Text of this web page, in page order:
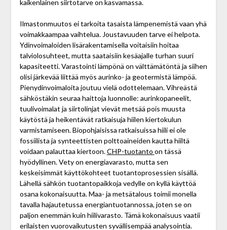
kaikenlainen siirtotarve on kasvamassa.
Ilmastonmuutos ei tarkoita tasaista lämpenemistä vaan yhä
voimakkaampaa vaihtelua. Joustavuuden tarve ei helpota.
Ydinvoimaloiden lisärakentamisella voitaisiin hoitaa
talviolosuhteet, mutta saataisiin kesäajalle turhan suuri
kapasiteetti. Varastointi lämpönä on välttämätöntä ja siihen
olisi järkevää liittää myös aurinko- ja geotermistä lämpöä.
Pienydinvoimaloita joutuu vielä odottelemaan. Vihreästä
sähköstäkin seuraa haittoja luonnolle: aurinkopaneelit,
tuulivoimalat ja siirtolinjat vievät metsää pois muusta
käytöstä ja heikentävät ratkaisuja hiilen kiertokulun
varmistamiseen. Biopohjaisissa ratkaisuissa hiili ei ole
fossiilista ja synteettisten polttoaineiden kautta hiiltä
voidaan palauttaa kiertoon.CHP-tuotanto on tässä
hyödyllinen. Vety on energiavarasto, mutta sen
keskeisimmät käyttökohteet tuotantoprosessien sisällä.
Lähellä sähkön tuotantopaikkoja vedylle on kyllä käyttöä
osana kokonaisuutta. Maa- ja metsätalous toimii monella
tavalla hajautetussa energian­tuotannossa, joten se on
paljon enemmän kuin hiilivarasto. Tämä kokonaisuus vaatii
erilaisten vuorovaikutusten syvällisempää analysointia.